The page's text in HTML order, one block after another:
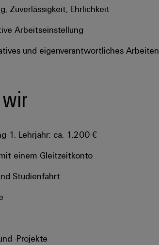
Zuverlässigkeit, Ehrlichkeit
Arbeitseinstellung
und eigenverantwortliches Arbeiten
1. Lehrjahr: ca. 1.200 €
einem Gleitzeitkonto
Studienfahrt
-Projekte